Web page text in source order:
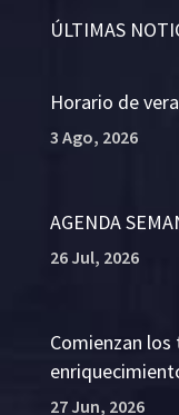
ÚLTIMAS
Horario de
3 Ago, 2026
AGENDA
26 Jul, 2026
Comienzan
27 Jun, 2026